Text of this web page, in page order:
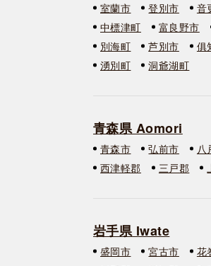
室蘭市
登別市 音
中標津町
富良野市
別海町
芦別市 俱
湧別町
洞爺湖町
青森県 Aomori
青森市 弘前市 八
西津軽郡
三戸郡
岩手県 Iwate
盛岡市 宮古市 花